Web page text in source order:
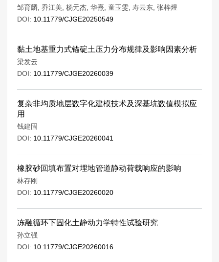
邹育麟 乔江美 杨元杰 华熹 童玉雯 寿云东 张梓煜
DOI: 10.11779/CJGE20250549
黏土地基重力式锚碇土压力分布规律及影响因素分析
梁发云
DOI: 10.11779/CJGE20260039
复杂非均质地层数字化建模技术及深基坑数值模拟应
用
钱建固
DOI: 10.11779/CJGE20260041
橡胶砂回填布置对埋地管道静动荷载响应的影响
林存刚
DOI: 10.11779/CJGE20260020
冻融循环下固化土静动力学特性试验研究
孙立强
DOI: 10.11779/CJGE20260016